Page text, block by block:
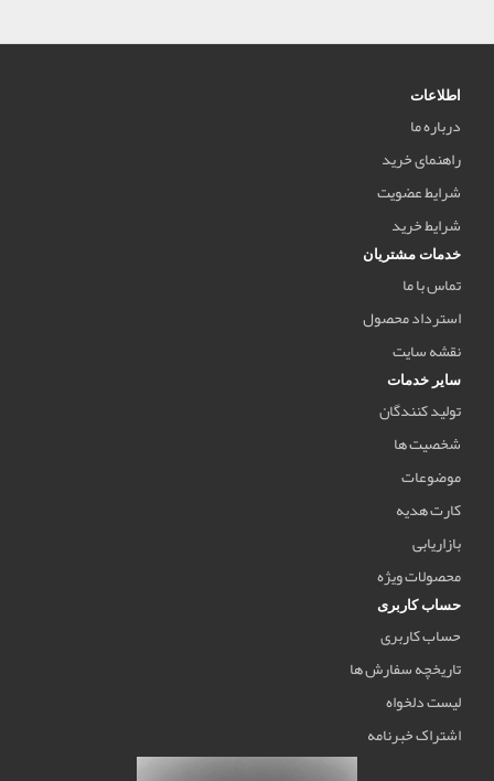
اطلاعات
درباره ما
راهنمای خرید
شرایط عضویت
شرایط خرید
خدمات مشتریان
تماس با ما
استرداد محصول
نقشه سایت
سایر خدمات
تولید کنندگان
شخصیت ها
موضوعات
کارت هدیه
بازاریابی
محصولات ویژه
حساب کاربری
حساب کاربری
تاریخچه سفارش ها
لیست دلخواه
اشتراک خبرنامه